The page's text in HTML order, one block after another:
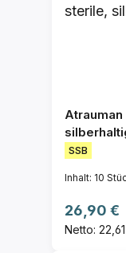
SSB
Inhalt: 10
Regulärer
26,90 €
Netto: